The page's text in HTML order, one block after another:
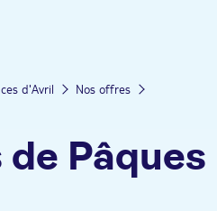
d'Avril
Nos offres
Pâques